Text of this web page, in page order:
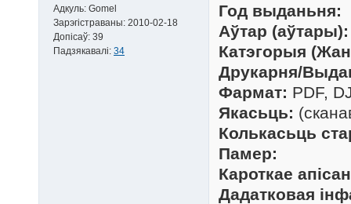
Адкуль: Gomel
Зарэгістраваны: 2010-02-18
Допісаў: 39
Падзякавалі: 34
Год выданьня:
Аўтар (аўтары):
Катэгорыя
Друкарня/
Фармат: PDF,
Якасьць:
Колькасьць
Памер:
Кароткае
Дадатковая